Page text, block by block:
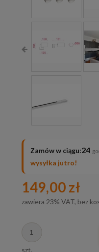
Zamów w ciągu:24
wysyłka jutro!
149,00 zł
zawiera 23% VAT, bez
szt.